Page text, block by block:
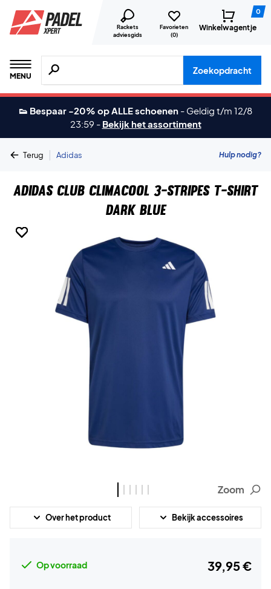
Rackets
adviesgids
Favorieten
(0)
0
Winkelwagentje
MENU
Zoeken naar producten, merken etc.
Zoekopdracht
👟 Bespaar -20% op ALLE schoenen - Geldig t/m 12/8
23:59 - Bekijk het assortiment
Terug | Adidas Hulp nodig?
Adidas Club Climacool 3-Stripes T-shirt
Dark Blue
Zoom
Over het product Bekijk accessoires
Op voorraad 39,95 €